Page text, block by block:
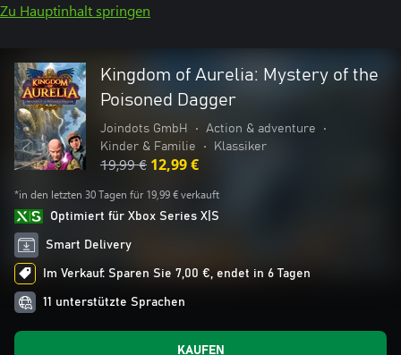
Zu Hauptinhalt springen
Kingdom of Aurelia: Mystery of the
Poisoned Dagger
Joindots GmbH • Action & adventure
•
Kinder & Familie
• Klassiker
19,99 € 12,99 €
*in den letzten 30 Tagen für 19,99 € verkauft
Optimiert für Xbox Series X|S
Smart Delivery
Im Verkauf: Sparen Sie 7,00 €, endet in 6 Tagen
11 unterstützte Sprachen
KAUFEN